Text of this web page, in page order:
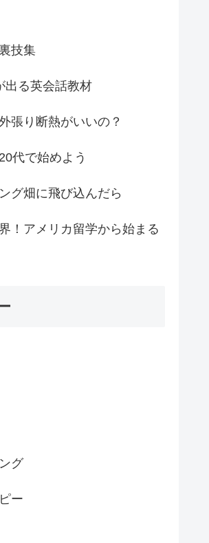
技集
出る英会話教材
張り断熱がいいの？
代で始めよう
グ畑に飛び込んだら
！アメリカ留学から始まる
グ
ー